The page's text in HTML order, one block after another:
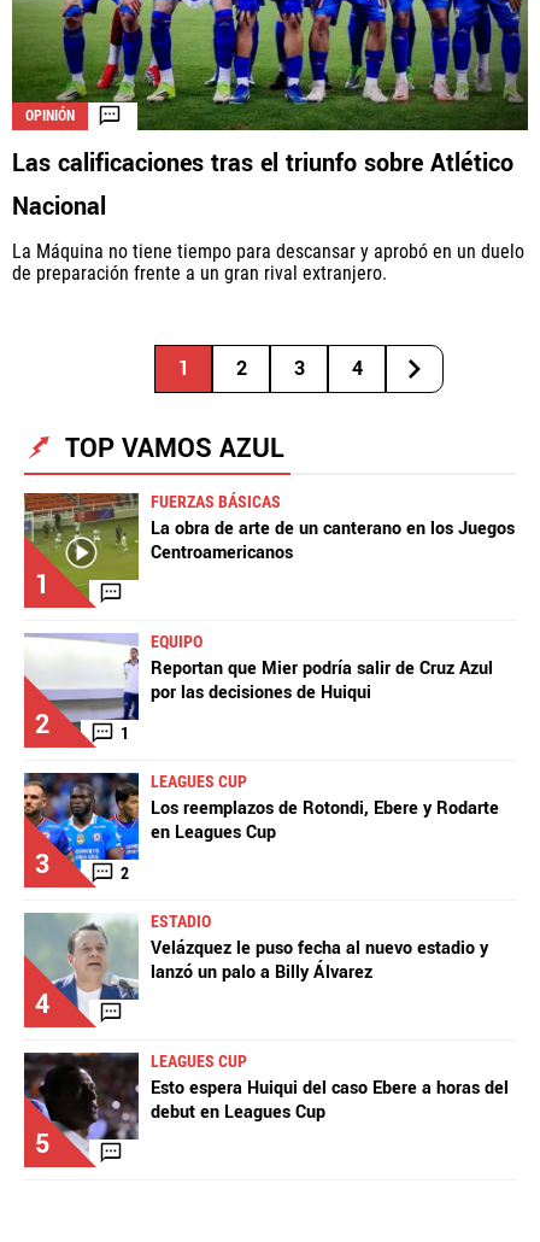
OPINIÓN
Las calificaciones tras el triunfo sobre Atlético
Nacional
La Máquina no tiene tiempo para descansar y aprobó en un duelo
de preparación frente a un gran rival extranjero.
1 2 3 4
TOP VAMOS AZUL
1
FUERZAS BÁSICAS
La obra de arte de un canterano en los Juegos
Centroamericanos
2 1
EQUIPO
Reportan que Mier podría salir de Cruz Azul
por las decisiones de Huiqui
3 2
LEAGUES CUP
Los reemplazos de Rotondi, Ebere y Rodarte
en Leagues Cup
4
ESTADIO
Velázquez le puso fecha al nuevo estadio y
lanzó un palo a Billy Álvarez
5
LEAGUES CUP
Esto espera Huiqui del caso Ebere a horas del
debut en Leagues Cup